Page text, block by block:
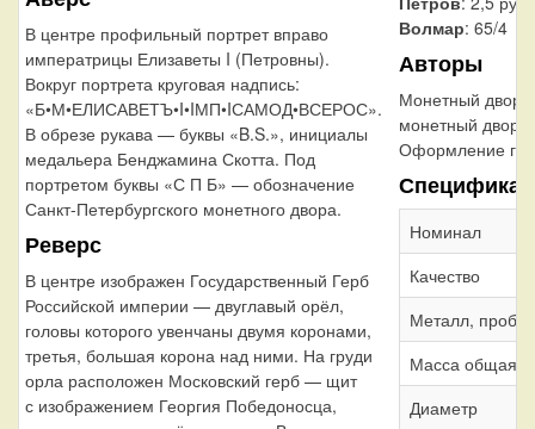
В центре профильный портрет вправо
императрицы Елизаветы I (Петровны).
Вокруг портрета круговая надпись:
«Б•М•ЕЛИСАВЕТЪ•I•IМП•IСАМОД•ВСЕРОС».
В обрезе рукава — буквы «B.S.», инициалы
медальера Бенджамина Скотта. Под
портретом буквы «С П Б» — обозначение
Санкт-Петербургского монетного двора.
Реверс
В центре изображен Государственный Герб
Российской империи — двуглавый орёл,
головы которого увенчаны двумя коронами,
третья, большая корона над ними. На груди
орла расположен Московский герб — щит
с изображением Георгия Победоносца,
Волмар: 65/4
Авторы
Монетный двор:
монетный двор
Оформление
Номинал
Качество
Металл, проба
Масса общая
Диаметр